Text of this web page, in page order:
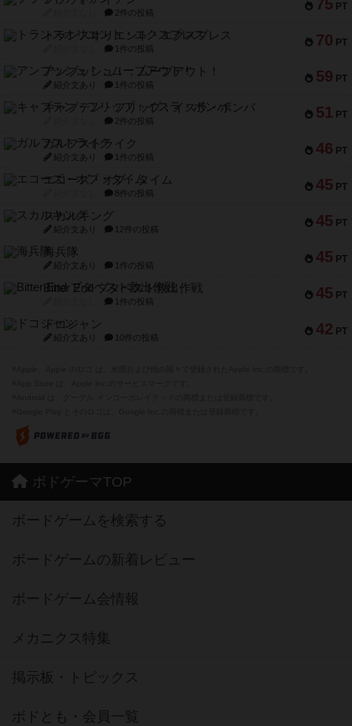
75 PT
2件の投稿
70 PT
トランスオリエント・エクスプレス
1件の投稿
59 PT
アンブッシュ！：ムーブアウト！
紹介文あり 1件の投稿
51 PT
キャプテン・フリップ：イスラ・ボンバ
2件の投稿
46 PT
ガルフストライク
紹介文あり 1件の投稿
45 PT
エコーズ・オブ・タイム
8件の投稿
45 PT
スカルキング
紹介文あり 12件の投稿
45 PT
海兵隊
紹介文あり 1件の投稿
45 PT
Bitter End ブタペスト救出作戦
1件の投稿
42 PT
ドコジャン
紹介文あり 10件の投稿
ボドゲーマTOP
ボードゲームを検索する
ボードゲームの新着レビュー
ボードゲーム会情報
メカニクス特集
掲示板・トピックス
ボドとも・会員一覧